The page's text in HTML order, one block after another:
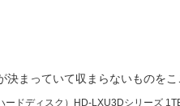
決まっていて収まらないものを
ードディスク）HD-LXU3Dシリーズ